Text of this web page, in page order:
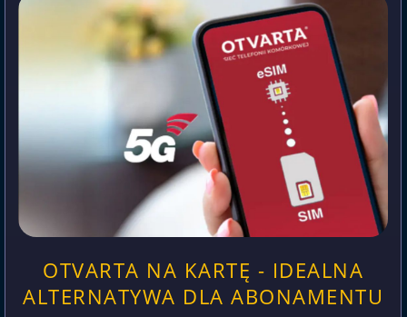
OTVARTA NA KARTĘ - IDEALNA
ALTERNATYWA DLA ABONAMENTU